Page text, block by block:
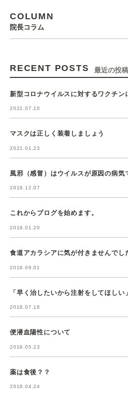
COLUMN
院長コラム
RECENT POSTS 最近の投稿
新型コロナウイルスに対するワクチン
2021.07.10
マスクは正しく装着しましょう
2021.01.23
風邪（感冒）はウイルスが原因の病気
2019.12.07
これからブログを始めます。
2019.01.20
食道アカラシアに気が付きませんでし
2018.09.01
「早く治したいから注射をしてほしい
2018.07.18
便潜血陽性について
2018.05.23
薬は食後？？
2018.04.24